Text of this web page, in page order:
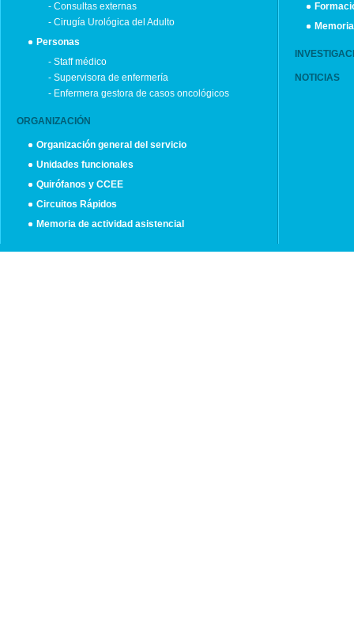
- Consultas externas
- Cirugía Urológica del Adulto
Personas
- Staff médico
- Supervisora de enfermería
- Enfermera gestora de casos oncológicos
ORGANIZACIÓN
Organización general del servicio
Unidades funcionales
Quirófanos y CCEE
Circuitos Rápidos
Memoria de actividad asistencial
NOTICIAS